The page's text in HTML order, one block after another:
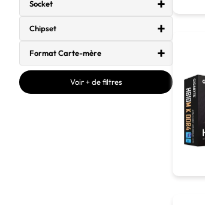
Socket
Chipset
Format Carte-mère
Voir + de filtres